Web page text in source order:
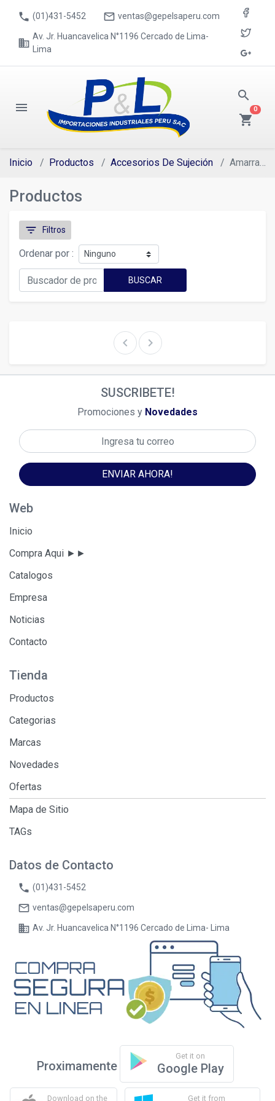
phone (01)431-5452 mail_outline ventas@gepelsaperu.com
business
Av. Jr. Huancavelica N°1196 Cercado de Lima-
Lima
menu
search
shopping_cart
0
Inicio Productos Accesorios De Sujeción Amarracables
Productos
filter_list Filtros
Ordenar por :
BUSCAR
chevron_left chevron_right
SUSCRIBETE!
Promociones y Novedades
ENVIAR AHORA!
Web
Inicio
Compra Aqui ►►
Catalogos
Empresa
Noticias
Contacto
Tienda
Productos
Categorias
Marcas
Novedades
Ofertas
Mapa de Sitio
TAGs
Datos de Contacto
phone (01)431-5452
mail_outline ventas@gepelsaperu.com
business Av. Jr. Huancavelica N°1196 Cercado de Lima- Lima
Proximamente
Get it on
Google Play
Download on the Get it from